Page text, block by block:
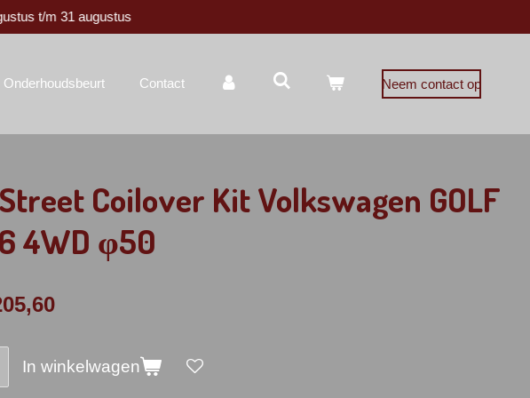
t/m 31 augustus
Onderhoudsbeurt Contact Neem contact op
Coilover Kit Volkswagen GOLF
4WD φ50
In winkelwagen